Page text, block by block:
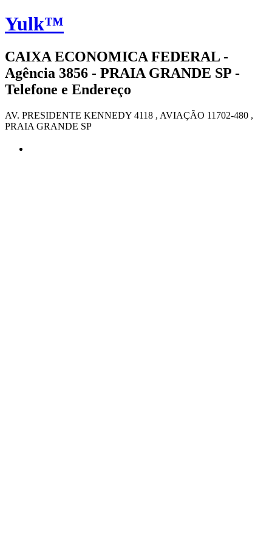
Yulk™
CAIXA ECONOMICA FEDERAL -
Agência 3856 - PRAIA GRANDE SP -
Telefone e Endereço
AV. PRESIDENTE KENNEDY 4118 , AVIAÇÃO 11702-480 ,
PRAIA GRANDE SP